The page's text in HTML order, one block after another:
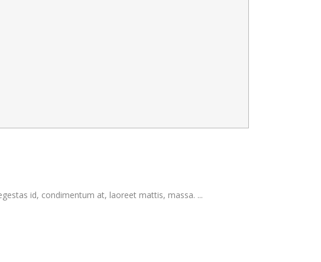
id, condimentum at, laoreet mattis, massa. ...